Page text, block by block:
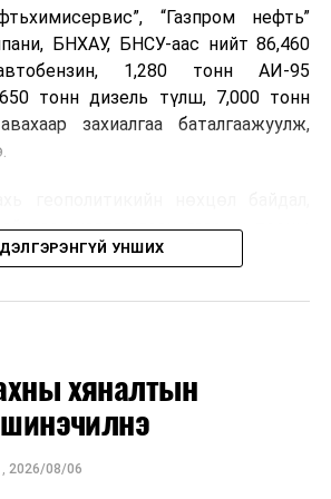
“Газпром нефть”
БНХАУ, БНСУ-аас нийт 86,460
1,280 тонн АИ-95
тонн дизель түлш, 7,000 тонн
захиалгаа баталгаажуулж,
шалтгаалсан газрын тосны
зах зээлд буураагүй байна.
бусад эх үүсвэрээс худалдан
1,200-2,000 ам.долларт хүрчээ.
зах зээл дэх үнийн өсөлтийг
гаалийн болон онцгой албан
үүссэнийг салбарын сайд
ДЭЛГЭРЭНГҮЙ УНШИХ
хяналтын
шинэчилнэ
, 2026/08/06